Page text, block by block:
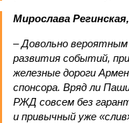
Мирослава
– Довольно
развития событий,
железные дороги
спонсора. Вряд ли
РЖД совсем без
и привычный уже